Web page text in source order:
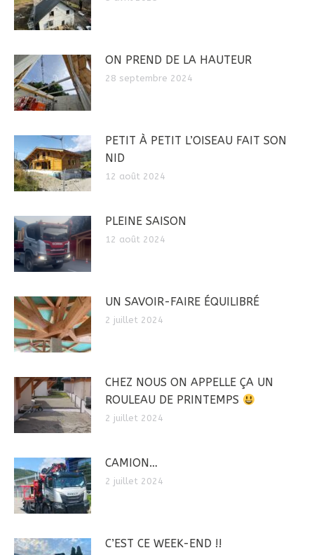
ON PREND DE LA HAUTEUR
28 septembre 2024
PETIT À PETIT L’OISEAU FAIT SON
NID
12 août 2024
PLEINE SAISON
12 août 2024
UN SAVOIR-FAIRE ÉQUILIBRÉ
2 juillet 2024
CHEZ NOUS ON APPELLE ÇA UN
ROULEAU DE PRINTEMPS
2 juillet 2024
CAMION…
2 juillet 2024
C’EST CE WEEK-END !!